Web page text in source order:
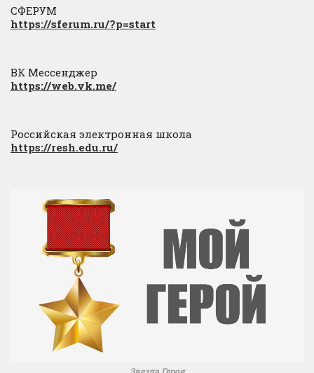
СФЕРУМ
https://sferum.ru/?p=start
ВК Мессенджер
https://web.vk.me/
Российская электронная школа
https://resh.edu.ru/